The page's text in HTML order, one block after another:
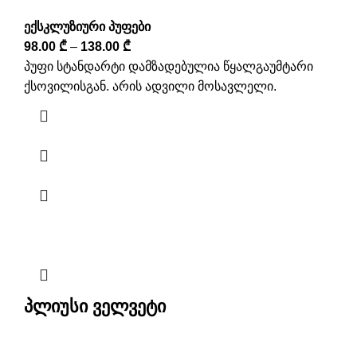
ექსკლუზიური პუფები
98.00 ₾ – 138.00 ₾
პუფი სტანდარტი დამზადებულია წყალგაუმტარი
ქსოვილისგან. არის ადვილი მოსავლელი.
პლიუსი ველვეტი